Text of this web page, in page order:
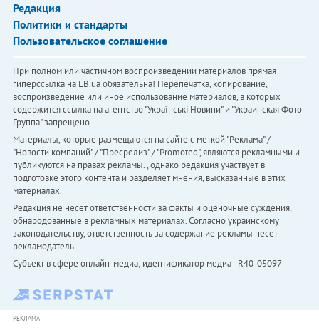
Редакция
Политики и стандарты
Пользовательское соглашение
При полном или частичном воспроизведении материалов прямая
гиперссылка на LB.ua обязательна! Перепечатка, копирование,
воспроизведение или иное использование материалов, в которых
содержится ссылка на агентство "Українськi Новини" и "Украинская Фото
Группа" запрещено.
Материалы, которые размещаются на сайте с меткой "Реклама" /
"Новости компаний" / "Пресрелиз" / "Promoted", являются рекламными и
публикуются на правах рекламы. , однако редакция участвует в
подготовке этого контента и разделяет мнения, высказанные в этих
материалах.
Редакция не несет ответственности за факты и оценочные суждения,
обнародованные в рекламных материалах. Согласно украинскому
законодательству, ответственность за содержание рекламы несет
рекламодатель.
Субъект в сфере онлайн-медиа; идентификатор медиа - R40-05097
РЕКЛАМА